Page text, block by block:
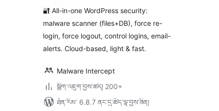
🔐 All-in-one WordPress security:
malware scanner (files+DB), force re-
login, force logout, control logins, email-
alerts. Cloud-based, light & fast.
Malware Intercept
སྒྲིག་འཇུག་བྱས་ཚད། 200+
ཐོན་རིམ་ 6.8.7 ནང་དུ་ཚོད་ལྟ་བྱས་ཟིན།